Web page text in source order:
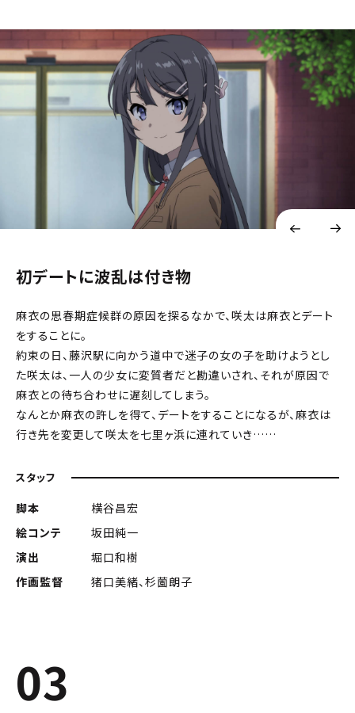
初デートに波乱は付き物
麻衣の思春期症候群の原因を探るなかで、咲太は麻衣とデート
をすることに。
約束の日、藤沢駅に向かう道中で迷子の女の子を助けようとし
た咲太は、一人の少女に変質者だと勘違いされ、それが原因で
麻衣との待ち合わせに遅刻してしまう。
なんとか麻衣の許しを得て、デートをすることになるが、麻衣は
行き先を変更して咲太を七里ヶ浜に連れていき……
スタッフ
脚本
横谷昌宏
絵コンテ
坂田純一
演出
堀口和樹
作画監督
猪口美緒、杉薗朗子
03